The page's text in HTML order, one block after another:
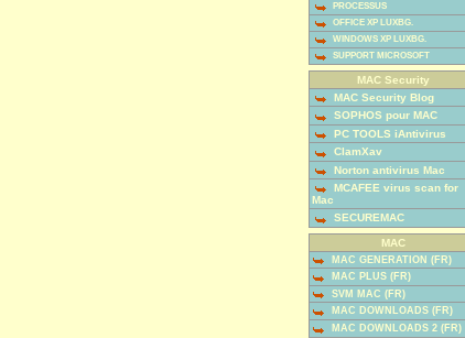
PROCESSUS
OFFICE XP LUXBG.
WINDOWS XP LUXBG.
SUPPORT MICROSOFT
MAC Security
MAC Security Blog
SOPHOS pour MAC
PC TOOLS iAntivirus
ClamXav
Norton antivirus Mac
MCAFEE virus scan for
Mac
SECUREMAC
MAC
MAC GENERATION (FR)
MAC PLUS (FR)
SVM MAC (FR)
MAC DOWNLOADS (FR)
MAC DOWNLOADS 2 (FR)